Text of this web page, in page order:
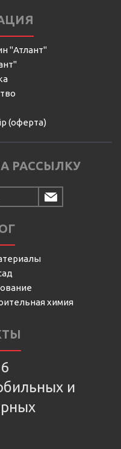
"Атлант"
(оферта)
РАССЫЛКУ
химия
и